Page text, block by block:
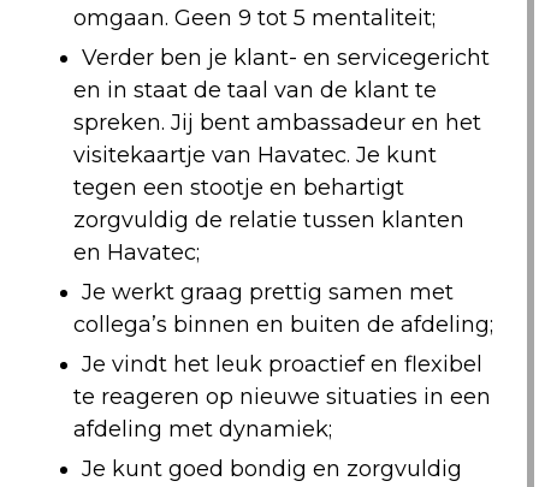
omgaan. Geen 9 tot 5 mentaliteit;
Verder ben je klant- en servicegericht
en in staat de taal van de klant te
spreken. Jij bent ambassadeur en het
visitekaartje van Havatec. Je kunt
tegen een stootje en behartigt
zorgvuldig de relatie tussen klanten
en Havatec;
Je werkt graag prettig samen met
collega’s binnen en buiten de afdeling;
Je vindt het leuk proactief en flexibel
te reageren op nieuwe situaties in een
afdeling met dynamiek;
Je kunt goed bondig en zorgvuldig